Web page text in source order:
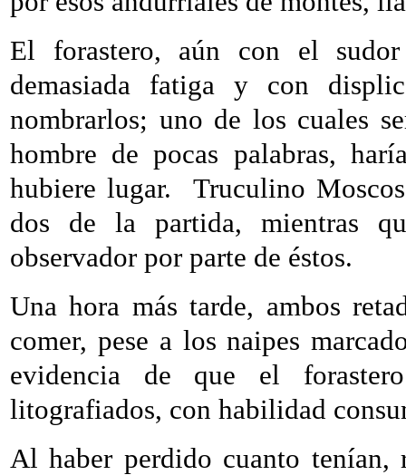
El forastero, aún con el
demasiada fatiga y con
nombrarlos; uno de los cuales
hombre de pocas palabras,
hubiere lugar.
Truculino
dos de la partida, mientras
observador por parte de éstos.
Una hora más tarde, ambos
comer, pese a los naipes
evidencia de que el
litografiados, con habilidad
Al haber perdido cuanto tenían,